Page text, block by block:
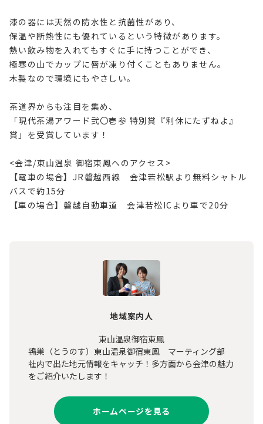
漆の器には天然の防水性と抗菌性があり、
保温や断熱性にも優れているという特徴があります。
熱い飲み物を入れてもすぐに手に持つことができ、
極寒の山でカップに唇が凍り付くこともありません。
木製なので環境にもやさしい。
茶道界からも注目を集め、
「現代茶湯アワード弐〇壱参 特別賞『利休にたずねよ』
賞」を受賞しています！
<会津/東山温泉 御宿東鳳へのアクセス>
【電車の場合】JR磐越西線 会津若松駅より無料シャトル
バスで約15分
【車の場合】磐越自動車道 会津若松ICより車で20分
地域案内人
東山温泉御宿東鳳
鴇巣（とうのす）東山温泉御宿東鳳 マーティング部
社内で出た地元情報をキャッチ！多方面から会津の魅力
をご紹介いたします！
ホームページを見る